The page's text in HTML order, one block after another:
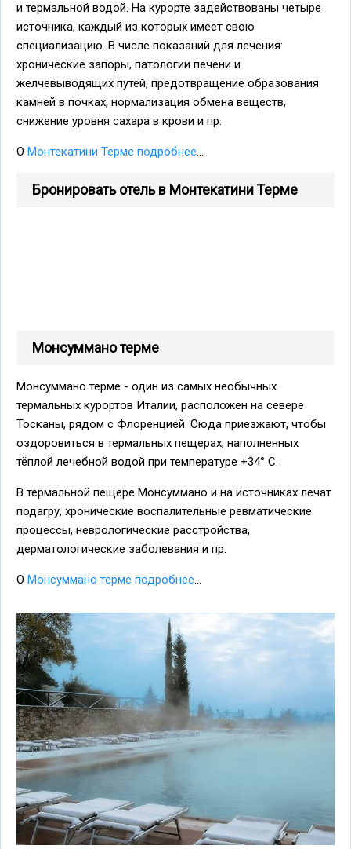
и термальной водой. На курорте задействованы четыре
источника, каждый из которых имеет свою
специализацию. В числе показаний для лечения:
хронические запоры, патологии печени и
желчевыводящих путей, предотвращение образования
камней в почках, нормализация обмена веществ,
снижение уровня сахара в крови и пр.
О Монтекатини Терме подробнее...
Бронировать отель в Монтекатини Терме
Монсуммано терме
Монсуммано терме - один из самых необычных
термальных курортов Италии, расположен на севере
Тосканы, рядом с Флоренцией. Сюда приезжают, чтобы
оздоровиться в термальных пещерах, наполненных
тёплой лечебной водой при температуре +34° С.
В термальной пещере Монсуммано и на источниках лечат
подагру, хронические воспалительные ревматические
процессы, неврологические расстройства,
дерматологические заболевания и пр.
О Монсуммано терме подробнее...